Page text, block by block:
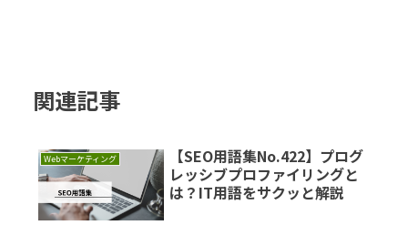
関連記事
Webマーケティング
【SEO用語集No.422】プログ
レッシブプロファイリングと
は？IT用語をサクッと解説